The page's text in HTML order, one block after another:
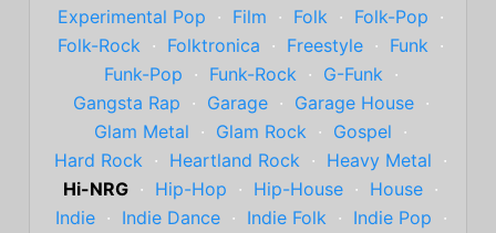
Experimental Pop · Film · Folk · Folk-Pop ·
Folk-Rock · Folktronica · Freestyle · Funk ·
Funk-Pop · Funk-Rock · G-Funk ·
Gangsta Rap · Garage· Garage House·
Glam Metal · Glam Rock · Gospel ·
Hard Rock · Heartland Rock · Heavy Metal ·
Hi-NRG · Hip-Hop · Hip-House · House ·
Indie· Indie Dance· Indie Folk · Indie Pop ·